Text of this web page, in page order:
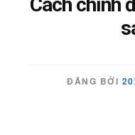
ĐĂNG BỞI